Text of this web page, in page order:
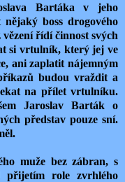
Bartáka v jeho
boss drogového
řídí činnost svých
si vrtulník, který jej ve
ani zaplatit nájemným
budou vraždit a
na přílet vrtulníku.
Jaroslav Barták o
představ pouze sní.
muže bez zábran, s
přijetím role zvrhlého